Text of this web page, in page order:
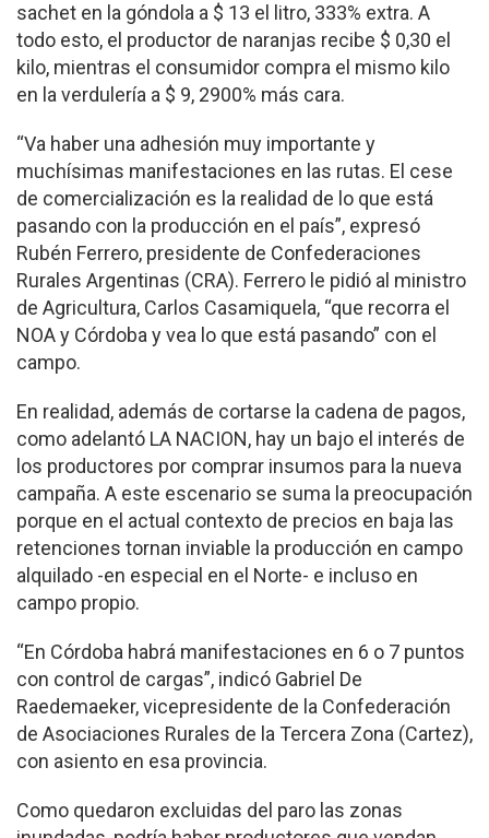
sachet en la góndola a $ 13 el litro, 333% extra. A
todo esto, el productor de naranjas recibe $ 0,30 el
kilo, mientras el consumidor compra el mismo kilo
en la verdulería a $ 9, 2900% más cara.
“Va haber una adhesión muy importante y
muchísimas manifestaciones en las rutas. El cese
de comercialización es la realidad de lo que está
pasando con la producción en el país”, expresó
Rubén Ferrero, presidente de Confederaciones
Rurales Argentinas (CRA). Ferrero le pidió al ministro
de Agricultura, Carlos Casamiquela, “que recorra el
NOA y Córdoba y vea lo que está pasando” con el
campo.
En realidad, además de cortarse la cadena de pagos,
como adelantó LA NACION, hay un bajo el interés de
los productores por comprar insumos para la nueva
campaña. A este escenario se suma la preocupación
porque en el actual contexto de precios en baja las
retenciones tornan inviable la producción en campo
alquilado -en especial en el Norte- e incluso en
campo propio.
“En Córdoba habrá manifestaciones en 6 o 7 puntos
con control de cargas”, indicó Gabriel De
Raedemaeker, vicepresidente de la Confederación
de Asociaciones Rurales de la Tercera Zona (Cartez),
con asiento en esa provincia.
Como quedaron excluidas del paro las zonas